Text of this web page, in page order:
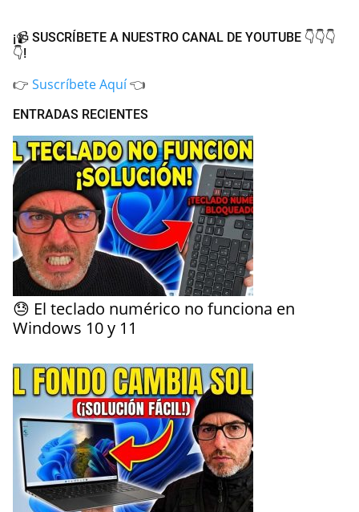
¡📹 SUSCRÍBETE A NUESTRO CANAL DE YOUTUBE 👇👇👇
👇!
👉 Suscríbete Aquí👈
ENTRADAS RECIENTES
😓 El teclado numérico no funciona en
Windows 10 y 11